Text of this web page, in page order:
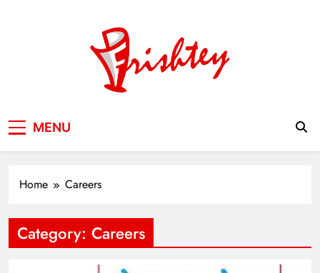
MENU
Home Careers
Category: Careers